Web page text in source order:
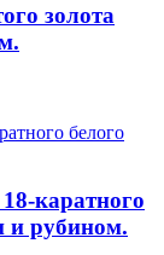
золота
каратного
и рубином.